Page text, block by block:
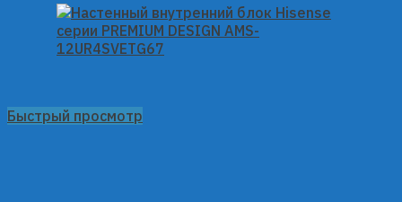
Быстрый просмотр